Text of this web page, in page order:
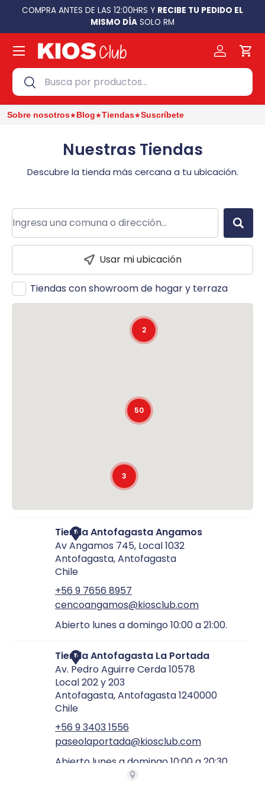
COMPRA ANTES DE LAS 12:00HRS Y RECIBE TU PEDIDO EL
MISMO DÍA SOLO RM
Buscar
Buscar
Cuenta
Menú
Sobre nosotros★Blog★Tiendas★Suscríbete
Nuestras Tiendas
Descubre la tienda más cercana a tu ubicación.